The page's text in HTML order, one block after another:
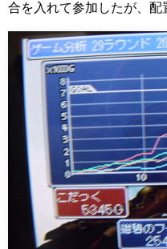
合を入れて参加したが、配